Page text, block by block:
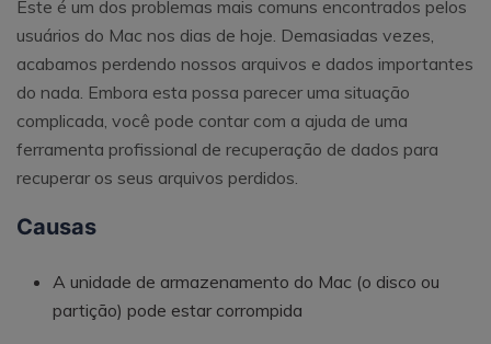
Este é um dos problemas mais comuns encontrados pelos
usuários do Mac nos dias de hoje. Demasiadas vezes,
acabamos perdendo nossos arquivos e dados importantes
do nada. Embora esta possa parecer uma situação
complicada, você pode contar com a ajuda de uma
ferramenta profissional de recuperação de dados para
recuperar os seus arquivos perdidos.
Causas
A unidade de armazenamento do Mac (o disco ou
partição) pode estar corrompida